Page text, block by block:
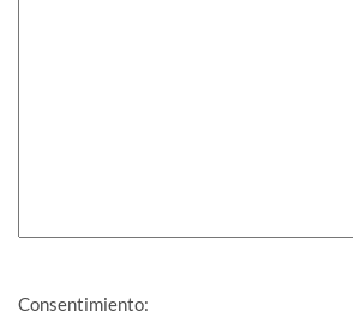
Consentimiento: